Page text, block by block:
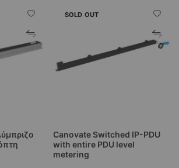
SOLD OUT
Canovate Switched IP-PDU
with entire PDU level
metering